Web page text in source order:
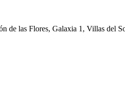
de las Flores, Galaxia 1, Villas del